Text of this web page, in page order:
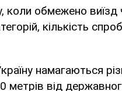
обмежено виїзд
кількість спроб
намагаються
метрів від